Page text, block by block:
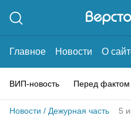
Главное Новости О
ВИП-новость Перед фактом
Новости / Дежурная часть 5